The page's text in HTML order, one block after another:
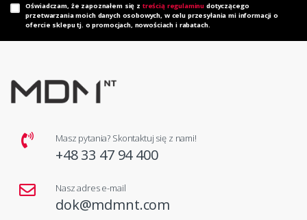
Oświadczam, że zapoznałem się z treścią regulaminu dotyczącego
przetwarzania moich danych osobowych, w celu przesyłania mi informacji o
ofercie sklepu tj. o promocjach, nowościach i rabatach.
Masz pytania? Skontaktuj się z nami!
+48 33 47 94 400
Nasz adres e-mail
dok@mdmnt.com